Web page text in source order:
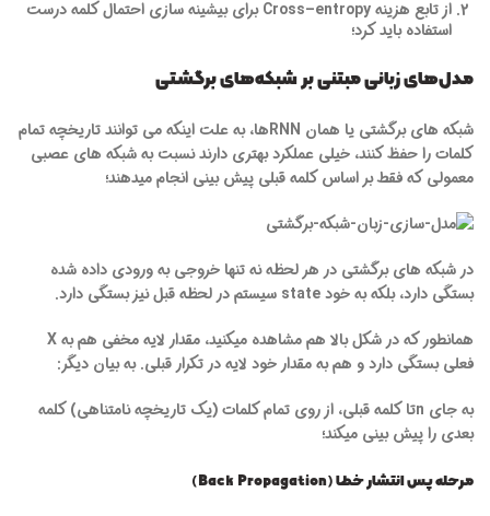
از تابع هزینه
Cross–entropy
برای بیشینه سازی احتمال کلمه درست
استفاده باید کرد؛
مدل‌های زبانی مبتنی بر شبکه‌های برگشتی
شبکه های برگشتی یا همان RNNها، به علت اینکه می توانند تاریخچه تمام
کلمات را حفظ کنند، خیلی عملکرد بهتری دارند نسبت به شبکه های عصبی
معمولی که فقط بر اساس کلمه قبلی پیش بینی انجام میدهند؛
در شبکه های برگشتی در هر لحظه نه تنها خروجی به ورودی داده شده
بستگی دارد، بلکه به خود state سیستم در لحظه قبل نیز بستگی دارد.
همانطور که در شکل بالا هم مشاهده میکنید، مقدار لایه مخفی هم به X
فعلی بستگی دارد و هم به مقدار خود لایه در تکرار قبلی. به بیان دیگر:
به جای nتا کلمه قبلی، از روی تمام کلمات (یک تاریخچه نامتناهی) کلمه
بعدی را پیش بینی میکند؛
مرحله پس انتشار خطا (Back Propagation)